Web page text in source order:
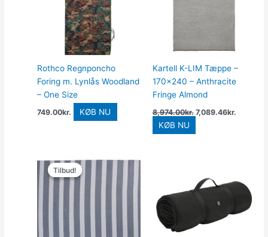
Rothco Regnponcho
Foring m. Lynlås Woodland
– One Size
749.00kr. KØB NU
Kartell K-LIM Tæppe –
170×240 – Anthracite
Fringe Almond
8,974.00kr. 7,089.46kr.
KØB NU
Tilbud!
Tilbud!
oprindelige
pris
var:
pris
er: